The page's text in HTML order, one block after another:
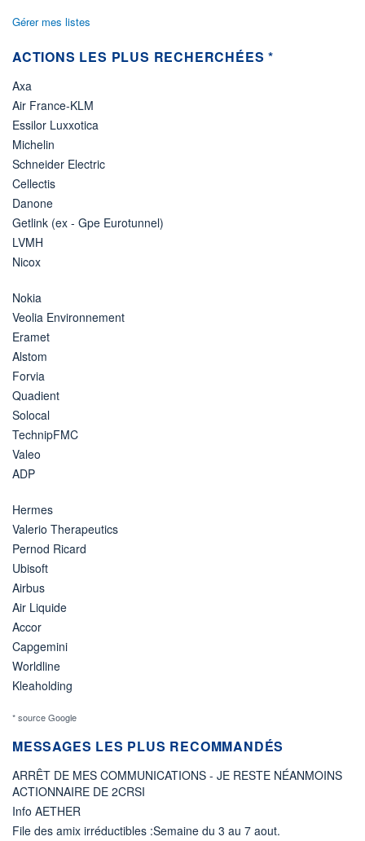
Gérer mes listes
ACTIONS LES PLUS RECHERCHÉES *
Axa
Air France-KLM
Essilor Luxxotica
Michelin
Schneider Electric
Cellectis
Danone
Getlink (ex - Gpe Eurotunnel)
LVMH
Nicox
Nokia
Veolia Environnement
Eramet
Alstom
Forvia
Quadient
Solocal
TechnipFMC
Valeo
ADP
Hermes
Valerio Therapeutics
Pernod Ricard
Ubisoft
Airbus
Air Liquide
Accor
Capgemini
Worldline
Kleaholding
* source Google
MESSAGES LES PLUS RECOMMANDÉS
ARRÊT DE MES COMMUNICATIONS - JE RESTE NÉANMOINS
ACTIONNAIRE DE 2CRSI
Info AETHER
File des amix irréductibles :Semaine du 3 au 7 aout.